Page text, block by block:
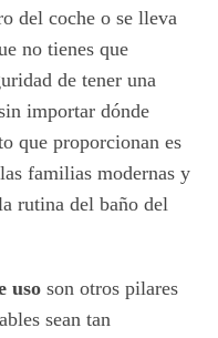
del coche o se lleva
no tienes que
de tener una
importar dónde
que proporcionan es
familias modernas y
rutina del baño del
uso son otros pilares
sean tan